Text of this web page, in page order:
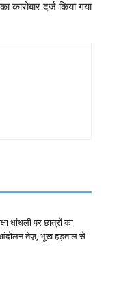
दर्ज किया गया
धांधली पर छात्रों का
आंदोलन तेज़, भूख हड़ताल से